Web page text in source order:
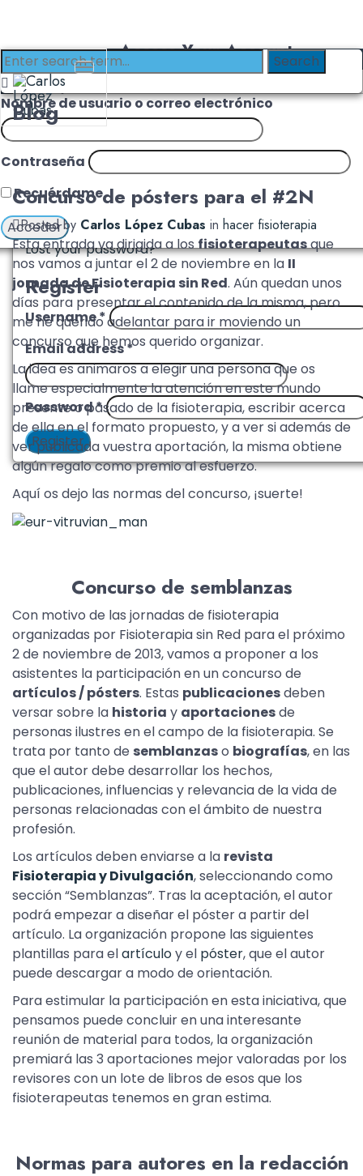
Access Your Account
Login
Username or email address*
Password
Remember me
Log in
Lost your password?
Register
Username*
Email address*
Password*
Register
Login with Clinika
Nombre de usuario o correo electrónico
Contraseña
Recuérdame
Blog
Concurso de pósters para el #2N
Posted by Carlos López Cubas in hacer fisioterapia
Esta entrada va dirigida a losfisioterapeutasque
nos vamos a juntar el 2 de noviembre en la II
jornada de Fisioterapia sin Red. Aún quedan unos
días para presentar el contenido de la misma, pero
me he querido adelantar para ir moviendo un
concurso que hemos querido organizar.
La idea es animaros a elegir una persona que os
llame especialmente la atención en este mundo
presente o pasado de la fisioterapia, escribir acerca
de ella en el formato propuesto, y a ver si además de
ver publicada vuestra aportación, la misma obtiene
algún regalo como premio al esfuerzo.
Aquí os dejo las normas del concurso, ¡suerte!
Concurso de semblanzas
Con motivo de las jornadas de fisioterapia
organizadas por Fisioterapia sin Red para el próximo
2 de noviembre de 2013, vamos a proponer a los
asistentes la participación en un concurso de
artículos / pósters. Estas publicacionesdeben
versar sobre la historia y aportacionesde
personas ilustres en el campo de la fisioterapia. Se
trata por tanto de semblanzaso biografías, en las
que el autor debe desarrollar los hechos,
publicaciones, influencias y relevancia de la vida de
personas relacionadas con el ámbito de nuestra
profesión.
Los artículos deben enviarse a la revista
Fisioterapia y Divulgación, seleccionando como
sección “Semblanzas”. Tras la aceptación, el autor
podrá empezar a diseñar el póster a partir del
artículo. La organización propone las siguientes
plantillas para elartículoy el póster, que el autor
puede descargar a modo de orientación.
Para estimular la participación en esta iniciativa, que
pensamos puede concluir en una interesante
reunión de material para todos, la organización
premiará las 3 aportaciones mejor valoradas por los
revisores con un lote de libros de esos que los
fisioterapeutas tenemos en gran estima.
Normas para autores en la redacción